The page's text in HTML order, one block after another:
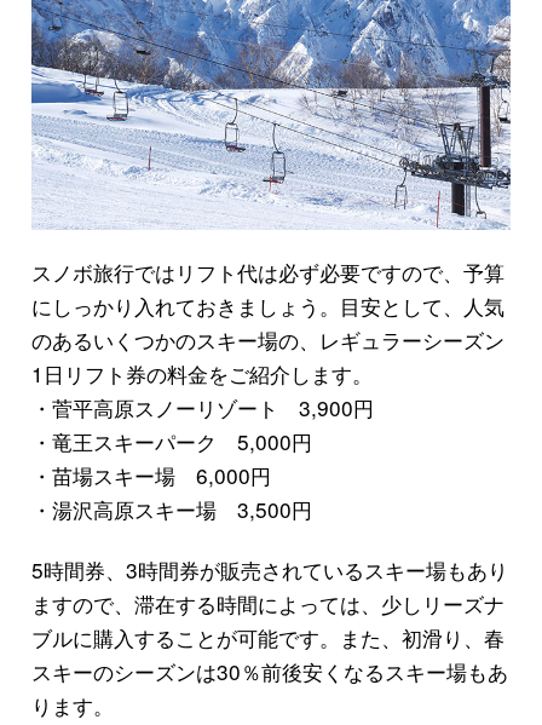
スノボ旅行ではリフト代は必ず必要ですので、予算
にしっかり入れておきましょう。目安として、人気
のあるいくつかのスキー場の、レギュラーシーズン
1日リフト券の料金をご紹介します。
・菅平高原スノーリゾート 3,900円
・竜王スキーパーク 5,000円
・苗場スキー場 6,000円
・湯沢高原スキー場 3,500円
5時間券、3時間券が販売されているスキー場もあり
ますので、滞在する時間によっては、少しリーズナ
ブルに購入することが可能です。また、初滑り、春
スキーのシーズンは30％前後安くなるスキー場もあ
ります。